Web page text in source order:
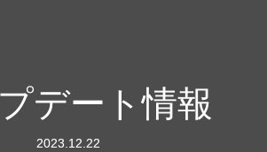
デート情報
2023.12.22